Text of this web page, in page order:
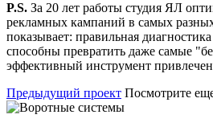
P.S. За 20 лет работы студия ЯЛ
рекламных кампаний в самых
показывает: правильная
способны превратить даже самые
эффективный инструмент
Предыдущий проект Посмотрите